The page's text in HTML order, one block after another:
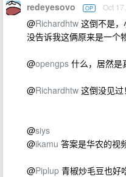
redeyesovo OP Oct
@Richardhtw 这倒不是
没告诉我这俩原来是一个
@opengps 什么，居然是
@Richardhtw 这倒没见过！
@siys
@ikamu 答案是华农的视
@Piplup 青椒炒毛豆也好